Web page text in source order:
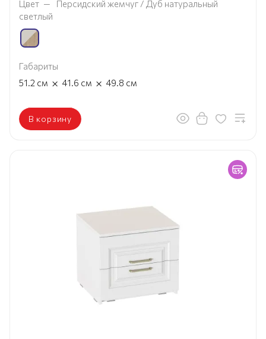
Цвет —
Персидский жемчуг / Дуб натуральный
светлый
Габариты
51.2 см × 41.6 см × 49.8 см
В корзину